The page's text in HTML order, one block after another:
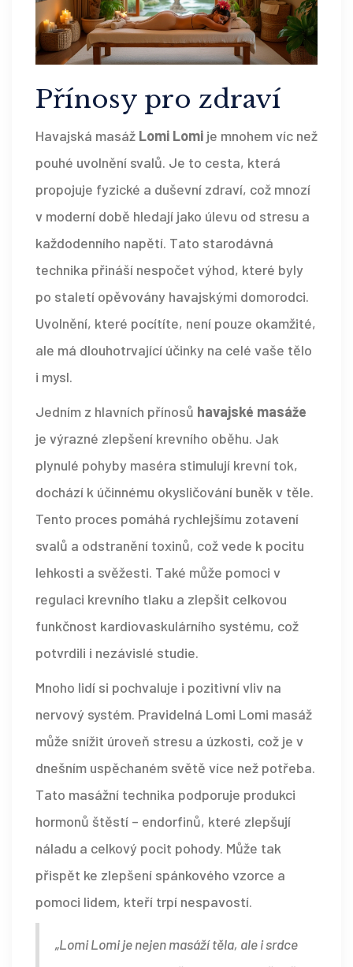
Přínosy pro zdraví
Havajská masáž Lomi Lomi je mnohem víc než
pouhé uvolnění svalů. Je to cesta, která
propojuje fyzické a duševní zdraví, což mnozí
v moderní době hledají jako úlevu od stresu a
každodenního napětí. Tato starodávná
technika přináší nespočet výhod, které byly
po staletí opěvovány havajskými domorodci.
Uvolnění, které pocítíte, není pouze okamžité,
ale má dlouhotrvající účinky na celé vaše tělo
i mysl.
Jedním z hlavních přínosů havajské masáže
je výrazné zlepšení krevního oběhu. Jak
plynulé pohyby maséra stimulují krevní tok,
dochází k účinnému okysličování buněk v těle.
Tento proces pomáhá rychlejšímu zotavení
svalů a odstranění toxinů, což vede k pocitu
lehkosti a svěžesti. Také může pomoci v
regulaci krevního tlaku a zlepšit celkovou
funkčnost kardiovaskulárního systému, což
potvrdili i nezávislé studie.
Mnoho lidí si pochvaluje i pozitivní vliv na
nervový systém. Pravidelná Lomi Lomi masáž
může snížit úroveň stresu a úzkosti, což je v
dnešním uspěchaném světě více než potřeba.
Tato masážní technika podporuje produkci
hormonů štěstí – endorfinů, které zlepšují
náladu a celkový pocit pohody. Může tak
přispět ke zlepšení spánkového vzorce a
pomoci lidem, kteří trpí nespavostí.
„Lomi Lomi je nejen masáží těla, ale i srdce